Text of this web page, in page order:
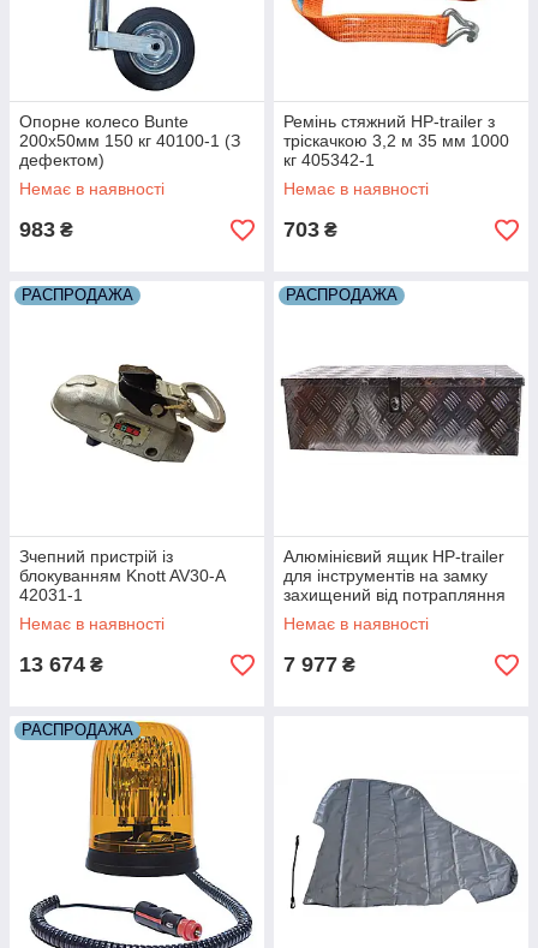
Опорне колесо Bunte
200x50мм 150 кг 40100-1 (З
дефектом)
Немає в наявності
983 ₴
Ремінь стяжний HP-trailer з
тріскачкою 3,2 м 35 мм 1000
кг 405342-1
Немає в наявності
703 ₴
РАСПРОДАЖА
Зчепний пристрій із
блокуванням Knott AV30-A
42031-1
Немає в наявності
13 674 ₴
РАСПРОДАЖА
Алюмінієвий ящик HP-trailer
для інструментів на замку
захищений від потрапляння
води 425220-1
Немає в наявності
7 977 ₴
РАСПРОДАЖА